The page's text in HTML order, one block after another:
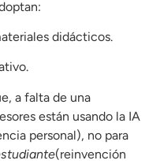
didácticos.
a falta de una
están usando la IA
personal), no para
(reinvención